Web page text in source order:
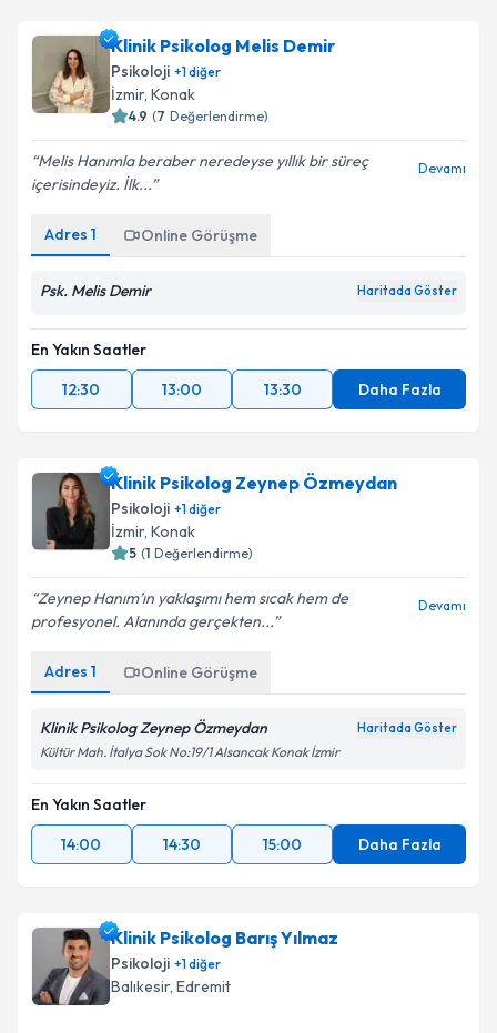
Klinik Psikolog Melis Demir
Psikoloji +1diğer
İzmir, Konak
4.9 (7 Değerlendirme)
Melis Hanımla beraber neredeyse yıllık bir süreç
içerisindeyiz. İlk...
Devamı
Adres 1 Online Görüşme
Psk. Melis Demir Haritada Göster
En Yakın Saatler
12:30
13:00 13:30 Daha Fazla
Klinik Psikolog Zeynep Özmeydan
Psikoloji +1diğer
İzmir, Konak
5 (1 Değerlendirme)
Zeynep Hanım’ın yaklaşımı hem sıcak hem de
profesyonel. Alanında gerçekten...
Devamı
Adres 1 Online Görüşme
Klinik Psikolog Zeynep Özmeydan Haritada Göster
Kültür Mah. İtalya Sok No:19/1 Alsancak Konak İzmir
En Yakın Saatler
14:00
14:30 15:00 Daha Fazla
Klinik Psikolog Barış Yılmaz
Psikoloji +1diğer
Balıkesir, Edremit